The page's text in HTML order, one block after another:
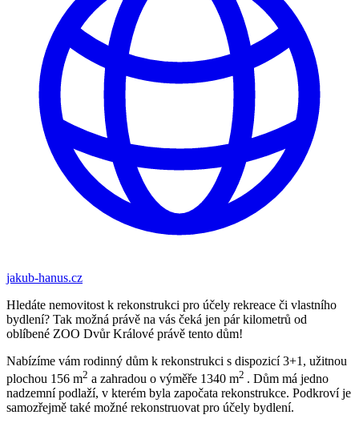
jakub-hanus.cz
Hledáte nemovitost k rekonstrukci pro účely rekreace či vlastního
bydlení? Tak možná právě na vás čeká jen pár kilometrů od
oblíbené ZOO Dvůr Králové právě tento dům!
Nabízíme vám rodinný dům k rekonstrukci s dispozicí 3+1, užitnou
plochou 156 m2 a zahradou o výměře 1340 m2 . Dům má jedno
nadzemní podlaží, v kterém byla započata rekonstrukce. Podkroví je
samozřejmě také možné rekonstruovat pro účely bydlení.